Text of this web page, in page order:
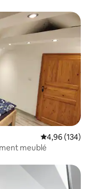
Évaluation
4,96 (134)
meublé